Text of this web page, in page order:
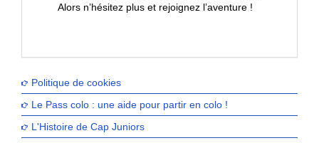
Alors n’hésitez plus et rejoignez l’aventure !
Politique de cookies
Le Pass colo : une aide pour partir en colo !
L'Histoire de Cap Juniors